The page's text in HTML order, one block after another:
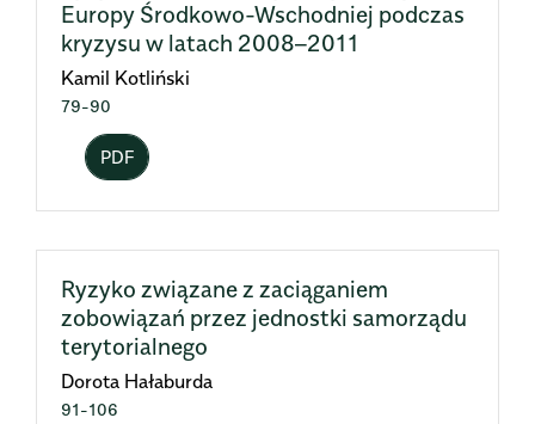
Europy Środkowo-Wschodniej podczas
kryzysu w latach 2008–2011
Kamil Kotliński
79-90
PDF
Ryzyko związane z zaciąganiem
zobowiązań przez jednostki samorządu
terytorialnego
Dorota Hałaburda
91-106